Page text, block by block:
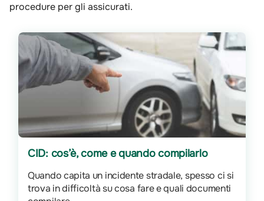
procedure per gli assicurati.
CID: cos’è, come e quando compilarlo
Quando capita un incidente stradale, spesso ci si
trova in difficoltà su cosa fare e quali documenti